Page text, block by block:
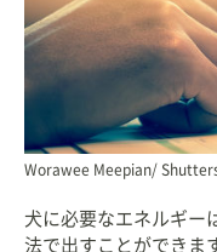
Worawee Meepian/
犬に必要なエネルギー
法で出すことができま